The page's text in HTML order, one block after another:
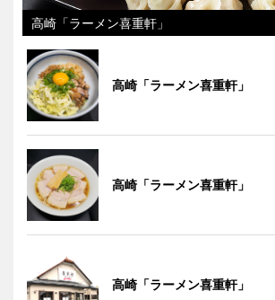
高崎「ラーメン喜重軒」
高崎「ラーメン喜重軒」
高崎「ラーメン喜重軒」
高崎「ラーメン喜重軒」